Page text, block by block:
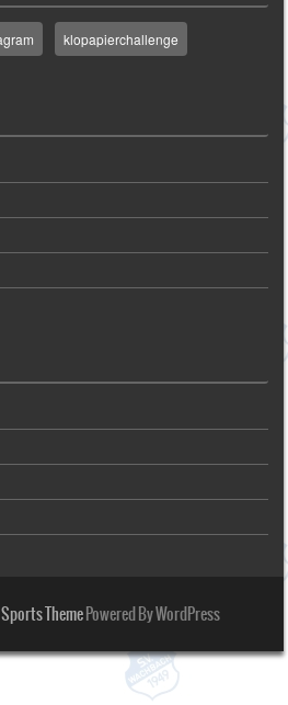
klopapierchallenge
ThemePowered By WordPress